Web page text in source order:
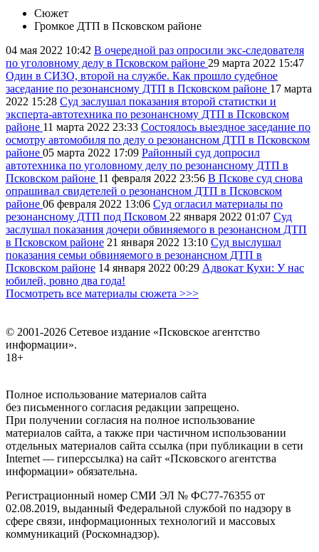
Сюжет
Громкое ДТП в Псковском районе
04 мая 2022 10:42 В очередной раз опросили экс-следователя
по уголовному делу в Псковском районе 29 марта 2022 15:47
Один в СИЗО, второй на службе. Как прошло судебное
заседание по резонансному ДТП в Псковском районе 17 марта
2022 15:28 Суд заслушал показания второй статистки и
эксперта-автотехника по резонансному ДТП в Псковском
районе 11 марта 2022 23:33 Состоялось выездное заседание по
осмотру автомобиля по делу о резонансном ДТП в Псковском
районе 05 марта 2022 17:09 Районный суд допросил
автотехника по уголовному делу по резонансному ДТП в
Псковском районе 11 февраля 2022 23:56 В Пскове суд снова
опрашивал свидетелей о резонансном ДТП в Псковском
районе 06 февраля 2022 13:06 Суд огласил материалы по
резонансному ДТП под Псковом 22 января 2022 01:07 Суд
заслушал показания дочери обвиняемого в резонансном ДТП
в Псковском районе 21 января 2022 13:10 Суд выслушал
показания семьи обвиняемого в резонансном ДТП в
Псковском районе 14 января 2022 00:29 Адвокат Кухи: У нас
юбилей, ровно два года!
Посмотреть все материалы сюжета >>>
© 2001-2026 Сетевое издание «Псковское агентство
информации».
18+
Полное использование материалов сайта
без письменного согласия редакции запрещено.
При получении согласия на полное использование
материалов сайта, а также при частичном использовании
отдельных материалов сайта ссылка (при публикации в сети
Internet — гиперссылка) на сайт «Псковского агентства
информации» обязательна.
Регистрационный номер СМИ ЭЛ № ФС77-76355 от
02.08.2019, выданный Федеральной службой по надзору в
сфере связи, информационных технологий и массовых
коммуникаций (Роскомнадзор).